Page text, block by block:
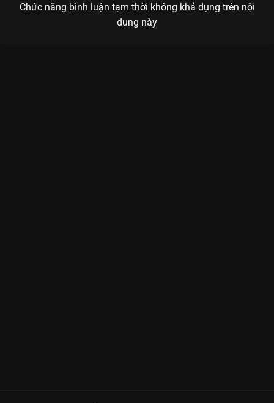
Chức năng bình luận tạm thời không khả dụng trên nội
dung này